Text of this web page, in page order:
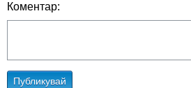
Коментар:
Публикувай